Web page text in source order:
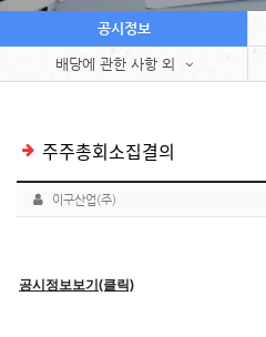
공시정보
배당에 관한 사항 외
주주총회소집결의
이구산업(주)
공시정보보기(클릭)